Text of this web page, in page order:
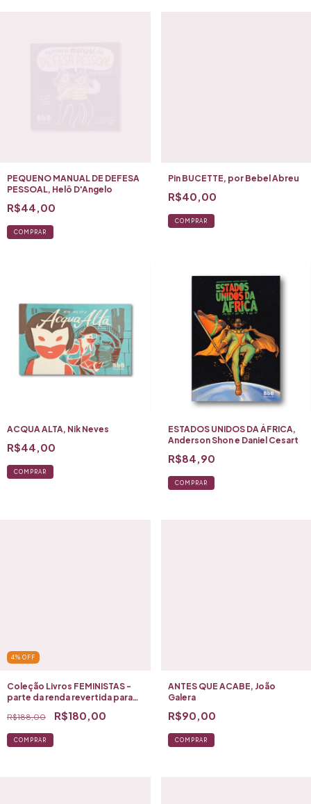
PEQUENO MANUAL DE DEFESA
PESSOAL, Helô D'Angelo
R$44,00
COMPRAR
Pin BUCETTE, por Bebel Abreu
R$40,00
COMPRAR
ACQUA ALTA, Nik Neves
R$44,00
ESTADOS UNIDOS DA ÁFRICA,
Anderson Shon e Daniel Cesart
R$84,90
4% OFF
Coleção Livros FEMINISTAS -
parte da renda revertida para
R$188,00 R$180,00
ANTES QUE ACABE, João
Galera
R$90,00
COMPRAR